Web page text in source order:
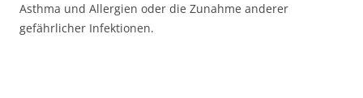
Asthma und Allergien oder die Zunahme anderer
gefährlicher Infektionen.